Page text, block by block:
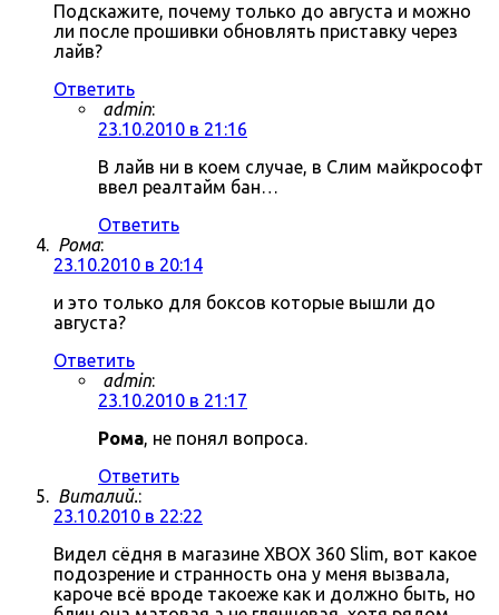
Подскажите, почему только до августа и можно
ли после прошивки обновлять приставку через
лайв?
Ответить
admin:
23.10.2010 в 21:16
В лайв ни в коем случае, в Слим майкрософт
ввел реалтайм бан…
Ответить
Рома:
23.10.2010 в 20:14
и это только для боксов которые вышли до
августа?
Ответить
admin:
23.10.2010 в 21:17
Рома, не понял вопроса.
Ответить
Виталий.:
23.10.2010 в 22:22
Видел сёдня в магазине XBOX 360 Slim, вот какое
подозрение и странность она у меня вызвала,
кароче всё вроде такоеже как и должно быть, но